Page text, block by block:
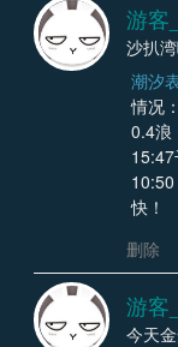
游客
沙扒
潮汐
情况
0.4浪
快！
删除
游客
今天